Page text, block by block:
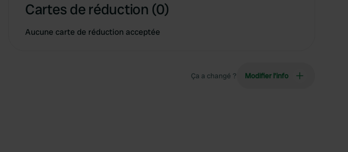
Cartes de réduction (0)
Aucune carte de réduction acceptée
Ça a changé ? Modifier l’info